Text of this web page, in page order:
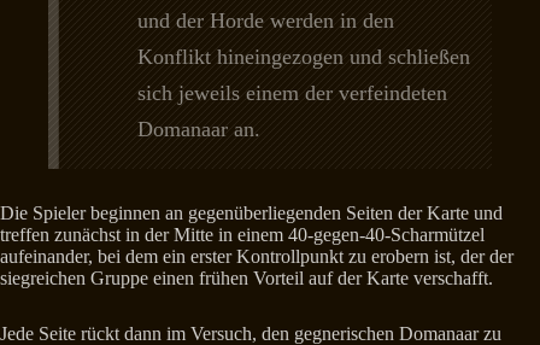
und der Horde werden in den
Konflikt hineingezogen und schließen
sich jeweils einem der verfeindeten
Domanaar an.
Die Spieler beginnen an gegenüberliegenden Seiten der Karte und
treffen zunächst in der Mitte in einem 40-gegen-40-Scharmützel
aufeinander, bei dem ein erster Kontrollpunkt zu erobern ist, der der
siegreichen Gruppe einen frühen Vorteil auf der Karte verschafft.
Jede Seite rückt dann im Versuch, den gegnerischen Domanaar zu